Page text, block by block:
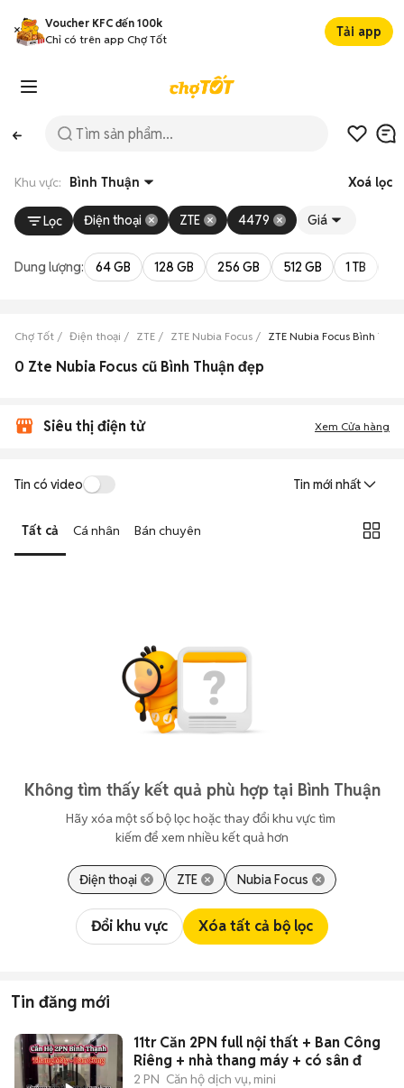
Voucher KFC đến 100k
Chỉ có trên app Chợ Tốt
Tải app
Khu vực: Bình Thuận Xoá lọc
Lọc Điện thoại ZTE 4479 Giá
Dung lượng: 64 GB 128 GB 256 GB 512 GB 1 TB
Chợ Tốt Điện thoại ZTE ZTE Nubia Focus ZTE Nubia Focus Bình
0 Zte Nubia Focus cũ Bình Thuận đẹp
Siêu thị điện tử Xem Cửa hàng
Tin có video Tin mới nhất
Tất cả Cá nhân Bán chuyên
Không tìm thấy kết quả phù hợp tại Bình Thuận
Hãy xóa một số bộ lọc hoặc thay đổi khu vực tìm
kiếm để xem nhiều kết quả hơn
Điện thoại ZTE Nubia Focus
Đổi khu vực Xóa tất cả bộ lọc
Tin đăng mới
11tr Căn 2PN full nội thất + Ban Công
Riêng + nhà thang máy + có sân đ
2 PN Căn hộ dịch vụ, mini